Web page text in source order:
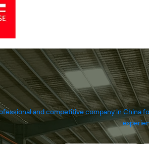
and competitive company in China